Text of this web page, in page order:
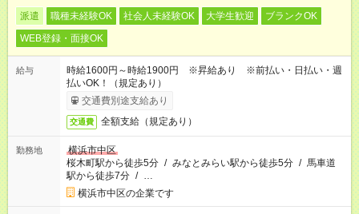
派遣 職種未経験OK 社会人未経験OK 大学生歓迎
ブランクOK
WEB登録・面接OK
給与
時給1600円～時給1900円 ※昇給あり ※前払い・日払い・週
払いOK！（規定あり）
交通費別途支給あり
交通費 全額支給（規定あり）
勤務地
横浜市中区
桜木町駅から徒歩5分 / みなとみらい駅から徒歩5分 / 馬車道
駅から徒歩7分 / …
横浜市中区の企業です